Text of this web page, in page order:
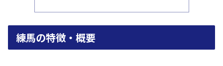
練馬の特徴・概要